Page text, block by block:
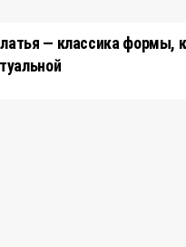
— классика формы,